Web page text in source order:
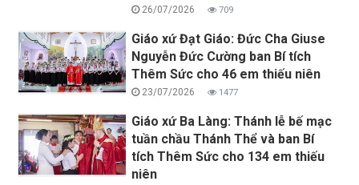
26/07/2026 709
Giáo xứ Đạt Giáo: Đức Cha Giuse
Nguyễn Đức Cường ban Bí tích
Thêm Sức cho 46 em thiếu niên
23/07/2026 1477
Giáo xứ Ba Làng: Thánh lễ bế mạc
tuần chầu Thánh Thể và ban Bí
tích Thêm Sức cho 134 em thiếu
niên